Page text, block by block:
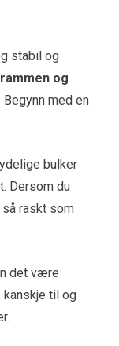
stabil og
rammen og
med en
bulker
Dersom du
raskt som
det være
kanskje til og